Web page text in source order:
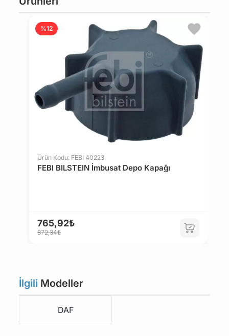
Ürün Kodu: FEBI 40223
FEBI BILSTEIN İmbusat Depo Kapağı
765,92₺
872,34₺
%12
İlgili Modeller
DAF